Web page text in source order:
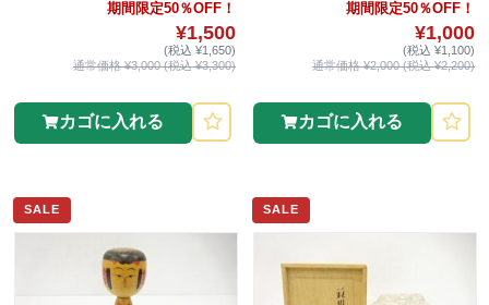
期間限定50％OFF！
¥1,500
(税込 ¥1,650)
通常価格 ¥3,000 (税込 ¥3,300)
カゴに入れる
期間限定50％OFF！
¥1,000
(税込 ¥1,100)
通常価格 ¥2,000 (税込 ¥2,200)
カゴに入れる
SALE SALE